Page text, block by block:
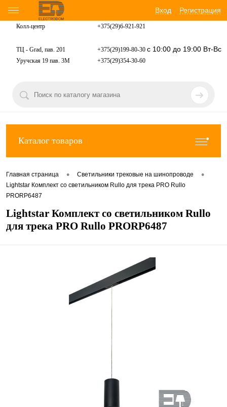
Вход Регистрация
Колл-центр +375(29)6-921-921
ТЦ - Grad, пав. 201 +375(29)199-80-30 с 10:00 до 19:00 Вт-Вс
Уручская 19 пав. 3М +375(29)354-30-60
Каталог товаров
Главная страница • Светильники трековые на шинопроводе •
Lightstar Комплект со светильником Rullo для трека PRO Rullo
PRORP6487
Lightstar Комплект со светильником Rullo
для трека PRO Rullo PRORP6487